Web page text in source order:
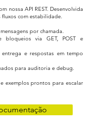
nossa API REST. Desenvolvida
com estabilidade.
por chamada.
bloqueios via GET, POST e
entrega e respostas em tempo
para auditoria e debug.
exemplos prontos para escalar